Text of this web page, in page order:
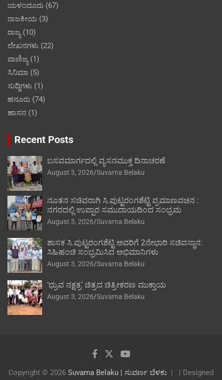
ಯಳಂದೂರು (67)
ರಾಜಕೀಯ (3)
ರಾಜ್ಯ(10)
ಲೇಖನಗಳು (22)
ವಾಣಿಜ್ಯ(1)
ಸಿನಿಮಾ (5)
ಸುದ್ದಿಗಳು (1)
ಹನೂರು (74)
ಹಾಸನ (1)
Recent Posts
ಬಸವಮಾರ್ಗದಲ್ಲಿ ವ್ಯಸನಮುಕ್ತ ದಿನಾಚರಣೆ
August 3, 2026 Suvarna Belaku
ನೂತನ ಸಚಿವರಾಗಿ ಸಿ.ಪುಟ್ಟರಂಗಶೆಟ್ಟಿ ಪ್ರಮಾಣವಚನ :
ನಗರದಲ್ಲಿ ಉಪ್ಪಾರ ಸಮುದಾಯದಿಂದ ಸಂಭ್ರಮ
August 3, 2026 Suvarna Belaku
ಶಾಸಕ ಸಿ.ಪುಟ್ಟರಂಗಶೆಟ್ಟಿ ಅವರಿಗೆ 2ನೇಭಾರಿ ಸಚಿವಸ್ಥಾನ:
ಸಿಹಿಹಂಚಿ ಸಂಭ್ರಮಿಸಿದ ಅಭಿಮಾನಿಗಳು
August 3, 2026 Suvarna Belaku
‘ಧ್ರುವ ನಕ್ಷತ್ರ’ ಚಿತ್ರದ ಚಿತ್ರೀಕರಣ ಮುಕ್ತಾಯ
August 3, 2026 Suvarna Belaku
Copyright © 2026 Suvarna Belaku | ಸುವರ್ಣ ಬೆಳಕು | Designed